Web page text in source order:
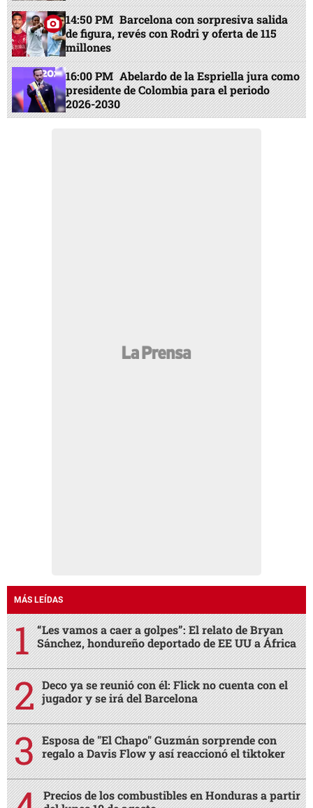
14:50 PM Barcelona con sorpresiva salida
de figura, revés con Rodri y oferta de 115
millones
16:00 PM Abelardo de la Espriella jura como
presidente de Colombia para el periodo
2026-2030
MÁS LEÍDAS
“Les vamos a caer a golpes”: El relato de Bryan
Sánchez, hondureño deportado de EE UU a África
Deco ya se reunió con él: Flick no cuenta con el
jugador y se irá del Barcelona
Esposa de "El Chapo" Guzmán sorprende con
regalo a Davis Flow y así reaccionó el tiktoker
Precios de los combustibles en Honduras a partir